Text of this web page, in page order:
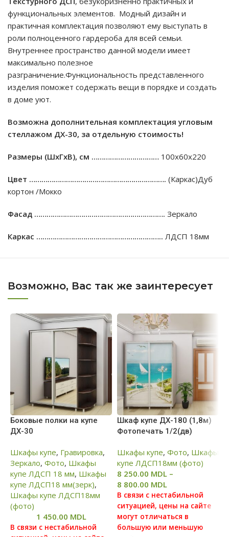
функциональных элементов. Модный дизайн и
практичная комплектация позволяют ему выступать в
роли полноценного гардероба для всей семьи.
Внутреннее пространство данной модели имеет
максимально полезное
разграничение.Функциональность представленного
изделия поможет содержать вещи в порядке и создать
в доме уют.
Возможна дополнительная комплектация угловым
стеллажом ДХ-30, за отдельную стоимость!
Размеры (ШхГхВ), см …………………………… 100х60х220
Цвет …………………………………………………………. (Каркас)Дуб
кортон /Мокко
Фасад ………………………………………………………. Зеркало
Каркас …………………………………………………….. ЛДСП 18мм
Возможно, Вас так же заинтересует
Боковые полки на купе
ДХ-30
Шкафы купе, Гравировка,
Зеркало, Фото, Шкафы
купе ЛДСП 18 мм, Шкафы
купе ЛДСП18 мм(зерк),
Шкафы купе ЛДСП18мм
(фото)
1 450.00 MDL
В связи с нестабильной
Шкаф купе ДХ-180 (1,8м)
Фотопечать 1/2(дв)
Шкафы купе, Фото, Шкафы
купе ЛДСП18мм (фото)
8 250.00 MDL –
8 800.00 MDL
В связи с нестабильной
ситуацией, цены на сайте
могут отличаться в
большую или меньшую